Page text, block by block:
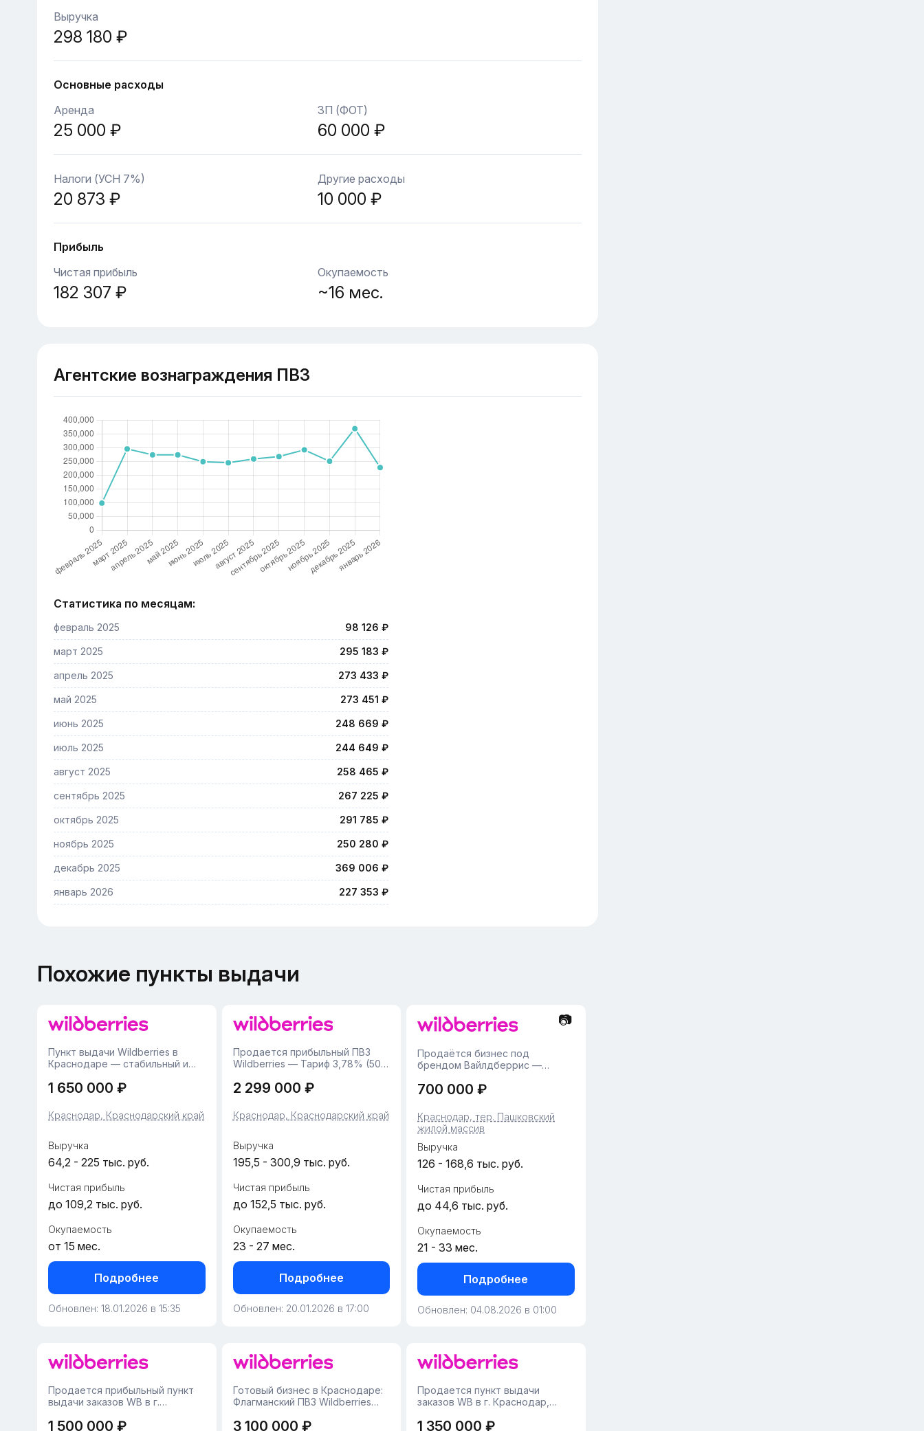
Выручка
298 180 ₽
Основные расходы
Аренда
25 000 ₽
ЗП (ФОТ)
60 000 ₽
Налоги (УСН 7%)
20 873 ₽
Другие расходы
10 000 ₽
Прибыль
Чистая прибыль
182 307 ₽
Окупаемость
~16 мес.
Агентские вознаграждения ПВЗ
Статистика по месяцам:
февраль 2025 98 126 ₽
март 2025 295 183 ₽
апрель 2025 273 433 ₽
май 2025 273 451 ₽
июнь 2025 248 669 ₽
июль 2025 244 649 ₽
август 2025 258 465 ₽
сентябрь 2025 267 225 ₽
октябрь 2025 291 785 ₽
ноябрь 2025 250 280 ₽
декабрь 2025 369 006 ₽
январь 2026 227 353 ₽
Похожие пункты выдачи
Пункт выдачи Wildberries в
Краснодаре — стабильный и
действующий пункт выдачи
Краснодаре — одном из
крупнейших и быстрорастущих
1 650 000 ₽
Краснодар, Краснодарский край
Выручка
64,2 - 225 тыс. руб.
Чистая прибыль
до 109,2 тыс. руб.
Окупаемость
от 15 мес.
Подробнее
Обновлен: 18.01.2026 в 15:35
Продается прибыльный ПВЗ
Wildberries — Тариф 3,78% (50
готовый и отлаженный бизнес в
массиве. Пункт расположен на
первой линии с отдельным
2 299 000 ₽
Краснодар, Краснодарский край
Выручка
195,5 - 300,9 тыс. руб.
Чистая прибыль
до 152,5 тыс. руб.
Окупаемость
23 - 27 мес.
Подробнее
Обновлен: 20.01.2026 в 17:00
📷
Продаётся бизнес под
брендом Вайлдберрис —
28.02.2025 года. Отличная
перспективное и стабильное
направление.Основные
характеристики:Арендная пла...
700 000 ₽
Краснодар, тер. Пашковский
жилой массив
Выручка
126 - 168,6 тыс. руб.
Чистая прибыль
до 44,6 тыс. руб.
Окупаемость
21 - 33 мес.
Подробнее
Обновлен: 04.08.2026 в 01:00
Продается прибыльный пункт
выдачи заказов WB в г.
Площадь помещения — 71 м²,
1 500 000 ₽
Готовый бизнес в Краснодаре:
Флагманский ПВЗ Wildberries
успеха!)Предлагаем к
3 100 000 ₽
Продается пункт выдачи
заказов WB в г. Краснодар,
помещения — 42 м², удобная
1 350 000 ₽